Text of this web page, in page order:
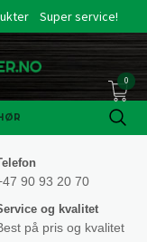
Super service!
0
90 93 20 70
og kvalitet
på pris og kvalitet